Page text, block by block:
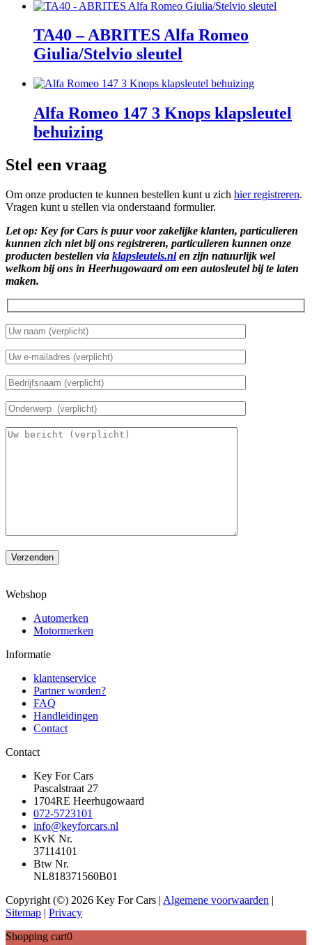
TA40 – ABRITES Alfa Romeo
Giulia/Stelvio sleutel
Alfa Romeo 147 3 Knops klapsleutel
behuizing
Stel een vraag
Om onze producten te kunnen bestellen kunt u zich hier registreren.
Vragen kunt u stellen via onderstaand formulier.
Let op: Key for Cars is puur voor zakelijke klanten, particulieren
kunnen zich niet bij ons registreren, particulieren kunnen onze
producten bestellen via klapsleutels.nlen zijn natuurlijk wel
welkom bij ons in Heerhugowaard om een autosleutel bij te laten
maken.
Verzenden
Webshop
Automerken
Motormerken
Informatie
klantenservice
Partner worden?
FAQ
Handleidingen
Contact
Contact
Key For Cars
Pascalstraat 27
1704RE Heerhugowaard
072-5723101
info@keyforcars.nl
KvK Nr.
37114101
Btw Nr.
NL818371560B01
Copyright (©) 2026 Key For Cars | Algemene voorwaarden |
Sitemap | Privacy
Shopping cart0